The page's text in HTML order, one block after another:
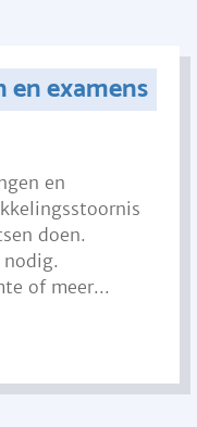
examens
en
doen.
nodig.
of meer...